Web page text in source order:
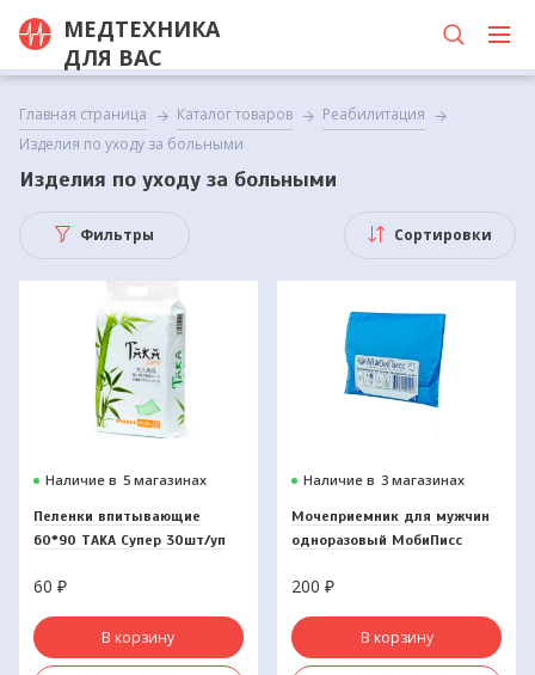
МЕДТЕХНИКА
ДЛЯ ВАС
Главная страница Каталог товаров
Реабилитация
Изделия по уходу за больными
Изделия по уходу за больными
Фильтры Сортировки
Наличие в 5 магазинах
Пеленки впитывающие
60*90 TAKA Супер 30шт/уп
60 ₽
В корзину
Наличие в 3 магазинах
Мочеприемник для мужчин
одноразовый МобиПисс
200₽
В корзину